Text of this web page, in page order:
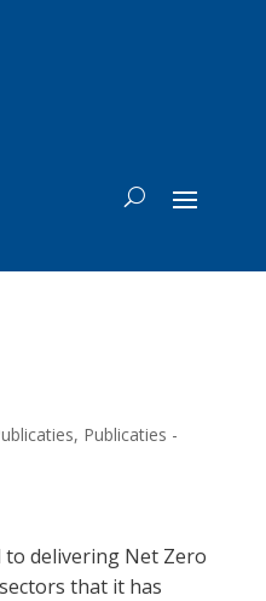
, Publicaties -
delivering Net Zero
that it has